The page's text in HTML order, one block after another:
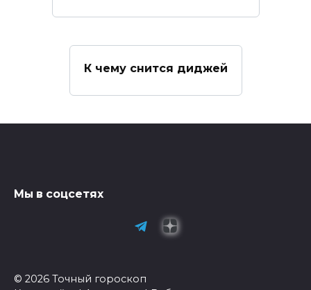
К чему снится диджей
Мы в соцсетях
© 2026 Точный гороскоп